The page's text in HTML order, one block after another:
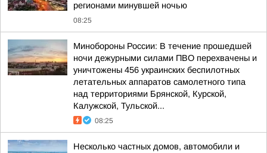
регионами минувшей ночью
08:25
Минобороны России: В течение прошедшей
ночи дежурными силами ПВО перехвачены и
уничтожены 456 украинских беспилотных
летательных аппаратов самолетного типа
над территориями Брянской, Курской,
Калужской, Тульской...
08:25
Несколько частных домов, автомобили и